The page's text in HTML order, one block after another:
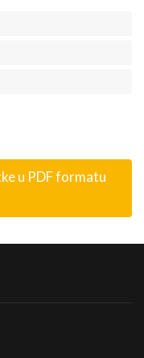
u PDF formatu